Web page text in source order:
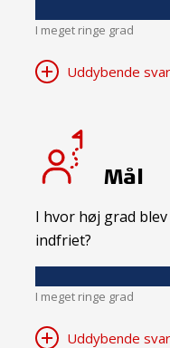
I meget ringe grad
Uddybende svar
Mål
I hvor høj grad
indfriet?
I meget ringe grad
Uddybende svar